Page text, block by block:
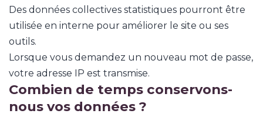
Des données collectives statistiques pourront être
utilisée en interne pour améliorer le site ou ses
outils.
Lorsque vous demandez un nouveau mot de passe,
votre adresse IP est transmise.
Combien de temps conservons-
nous vos données ?